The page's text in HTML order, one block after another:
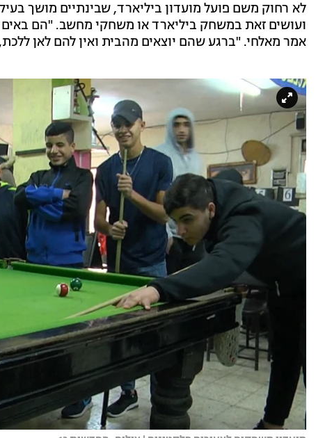
לא רחוק משם פועל מועדון ביליארד, שבינתיים מושך
ועושים זאת במשחק ביליארד או משחקי מחשב. "הם
אמר מאלחי. "ברגע שהם יוצאים מהבית ואין להם לאן